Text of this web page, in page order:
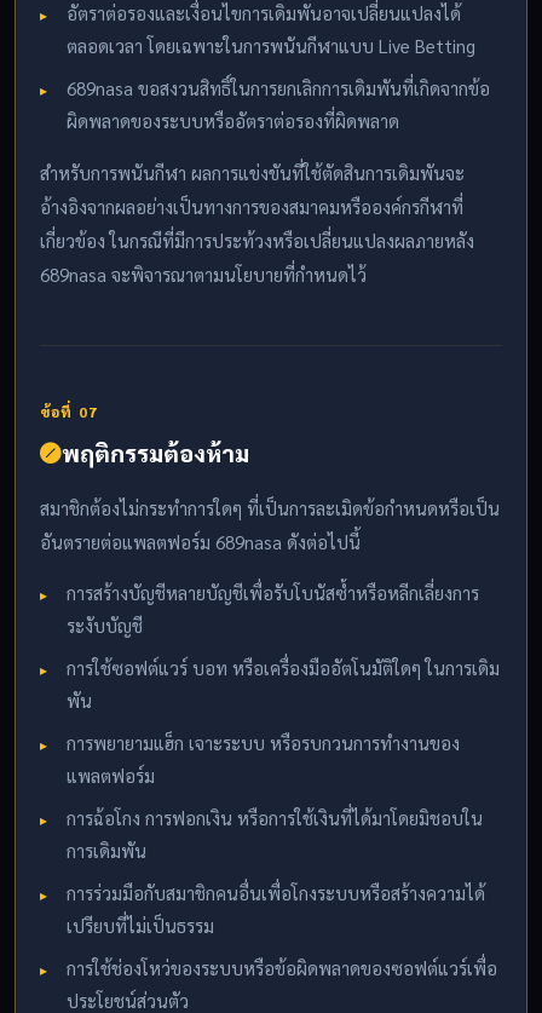
อัตราต่อรองและเงื่อนไขการเดิมพันอาจเปลี่ยนแปลงได้
ตลอดเวลา โดยเฉพาะในการพนันกีฬาแบบ Live Betting
689nasa ขอสงวนสิทธิ์ในการยกเลิกการเดิมพันที่เกิดจากข้อ
ผิดพลาดของระบบหรืออัตราต่อรองที่ผิดพลาด
สำหรับการพนันกีฬา ผลการแข่งขันที่ใช้ตัดสินการเดิมพันจะ
อ้างอิงจากผลอย่างเป็นทางการของสมาคมหรือองค์กรกีฬาที่
เกี่ยวข้อง ในกรณีที่มีการประท้วงหรือเปลี่ยนแปลงผลภายหลัง
689nasa จะพิจารณาตามนโยบายที่กำหนดไว้
ข้อที่ 07
พฤติกรรมต้องห้าม
สมาชิกต้องไม่กระทำการใดๆ ที่เป็นการละเมิดข้อกำหนดหรือเป็น
อันตรายต่อแพลตฟอร์ม 689nasa ดังต่อไปนี้
การสร้างบัญชีหลายบัญชีเพื่อรับโบนัสซ้ำหรือหลีกเลี่ยงการ
ระงับบัญชี
การใช้ซอฟต์แวร์ บอท หรือเครื่องมืออัตโนมัติใดๆ ในการเดิม
พัน
การพยายามแฮ็ก เจาะระบบ หรือรบกวนการทำงานของ
แพลตฟอร์ม
การฉ้อโกง การฟอกเงิน หรือการใช้เงินที่ได้มาโดยมิชอบใน
การเดิมพัน
การร่วมมือกับสมาชิกคนอื่นเพื่อโกงระบบหรือสร้างความได้
เปรียบที่ไม่เป็นธรรม
การใช้ช่องโหว่ของระบบหรือข้อผิดพลาดของซอฟต์แวร์เพื่อ
ประโยชน์ส่วนตัว